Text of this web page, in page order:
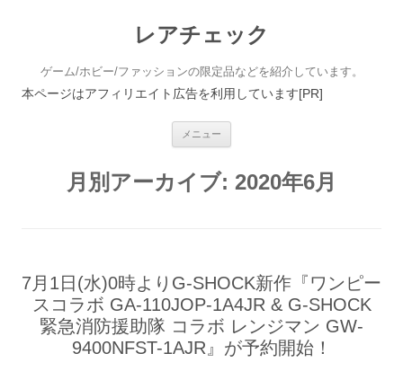
レアチェック
ゲーム/ホビー/ファッションの限定品などを紹介しています。
本ページはアフィリエイト広告を利用しています[PR]
メニュー
月別アーカイブ: 2020年6月
7月1日(水)0時よりG-SHOCK新作『ワンピー
スコラボ GA-110JOP-1A4JR & G-SHOCK
緊急消防援助隊 コラボ レンジマン GW-
9400NFST-1AJR』が予約開始！